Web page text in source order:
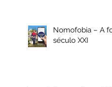
Nomofobia – A
século XXI